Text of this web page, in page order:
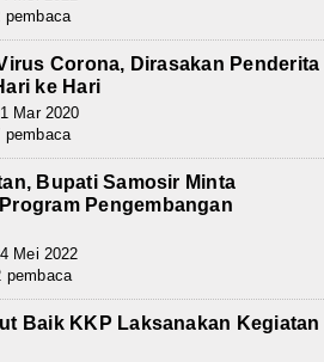
pembaca
Corona, Dirasakan Penderita
ke Hari
Mar 2020
pembaca
Bupati Samosir Minta
Pengembangan
Mei 2022
pembaca
Baik KKP Laksanakan Kegiatan